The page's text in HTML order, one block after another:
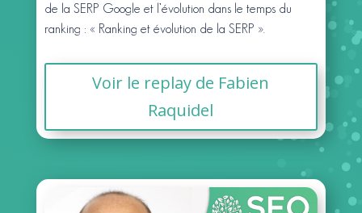
de la SERP Google et l’évolution dans le temps du
ranking : « Ranking et évolution de la SERP ».
Voir le replay de Fabien
Raquidel